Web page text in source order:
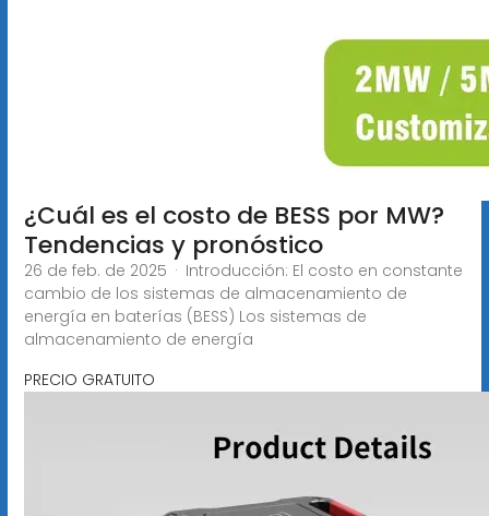
¿Cuál es el costo de BESS por MW?
Tendencias y pronóstico
26 de feb. de 2025 · Introducción: El costo en constante
cambio de los sistemas de almacenamiento de
energía en baterías (BESS) Los sistemas de
almacenamiento de energía
PRECIO GRATUITO